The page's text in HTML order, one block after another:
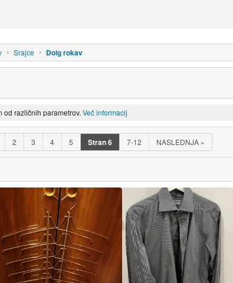
Srajce Dolg rokav
od različnih parametrov. Več informacij
2 3 4 5 Stran6 7-12 NASLEDNJA »